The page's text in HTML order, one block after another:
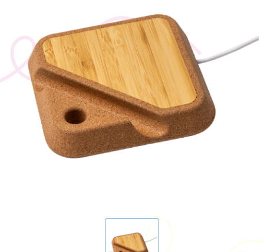
Binnenreclame
Drukwerk
Brievenbuspakketten
BIC
Flexfit